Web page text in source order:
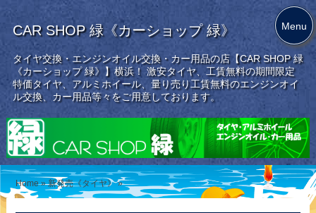
CAR SHOP 緑《カーショップ 緑》
タイヤ交換・エンジンオイル交換・カー用品の店【CAR SHOP 緑
《カーショップ 緑》】横浜！ 激安タイヤ、工賃無料の期間限定
特価タイヤ、アルミホイール、量り売り工賃無料のエンジンオイ
ル交換、カー用品等々をご用意しております。
Home »新発売《タイヤ》 »
Menu